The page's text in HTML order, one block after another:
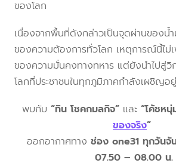
ของโลก
เนื่องจากพื้นที่ดังกล่าวเป็นจุดผ่านของน้
ของความต้องการทั่วโลก เหตุการณ์นี้ไม่
ของความมั่นคงทางทหาร แต่ยังนำไปสู่
โลกที่ประชาชนในทุกภูมิภาคกำลังเผชิญอ
พบกับ “ทิน โชคกมลกิจ” และ “โค้ชหนุ่
ของจริง”
ออกอากาศทาง ช่อง one31 ทุกวันจั
07.50 – 08.00 น.